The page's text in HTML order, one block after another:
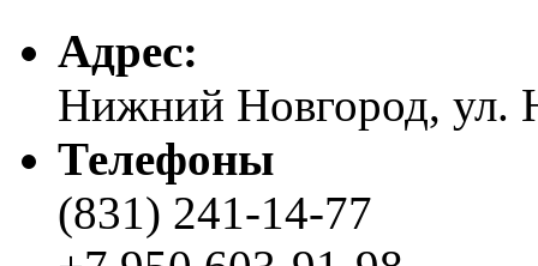
Адреc:
Нижний Новгород, ул.
Телефоны
(831) 241-14-77